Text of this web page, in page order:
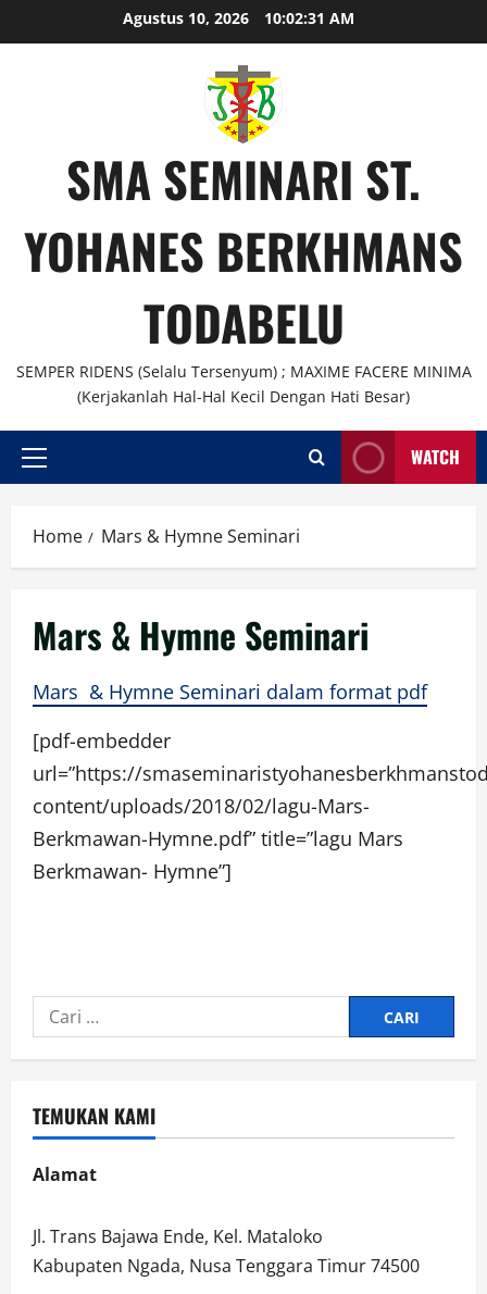
to
Agustus 10, 2026 10:02:31 AM
SMA SEMINARI ST.
YOHANES BERKHMANS
TODABELU
SEMPER RIDENS (Selalu Tersenyum) ; MAXIME FACERE MINIMA
(Kerjakanlah Hal-Hal Kecil Dengan Hati Besar)
Primary
WATCH
Home Mars & Hymne Seminari
Mars & Hymne Seminari
Mars & Hymne Seminari dalam format pdf
[pdf-embedder
url=”https://
content/uploads/2018/02/lagu-Mars-
Berkmawan-Hymne.pdf” title=”lagu Mars
Berkmawan- Hymne”]
Cari
untuk:
TEMUKAN KAMI
Alamat
Jl. Trans Bajawa Ende, Kel. Mataloko
Kabupaten Ngada, Nusa Tenggara Timur 74500